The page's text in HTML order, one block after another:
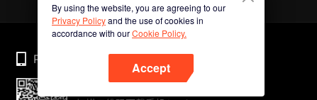
By using the website, you are agreeing to our
Privacy Policyand the use of cookies in
accordance with ourCookie Policy.
Accept
Phone